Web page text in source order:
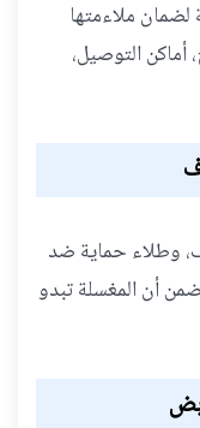
ملاءمتها
أماكن التوصيل،
وطلاء حماية ضد
أن المغسلة تبدو